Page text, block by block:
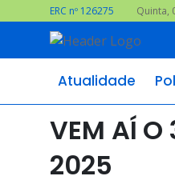
ERC nº 126275 Quinta,
Atualidade
VEM AÍ O
2025